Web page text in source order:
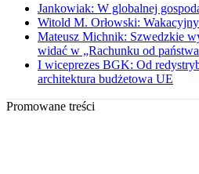
Jankowiak: W globalnej
Witold M. Orłowski:
Mateusz Michnik: Szwedzkie
widać w „Rachunku od
I wiceprezes BGK: Od
architektura budżetowa UE
Promowane treści